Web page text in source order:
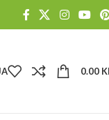
0.00